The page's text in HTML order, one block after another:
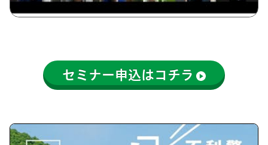
セミナー申込はコチラ